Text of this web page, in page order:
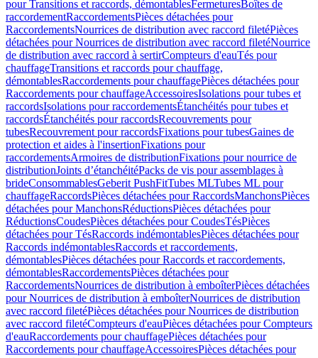
pour Transitions et raccords, démontablesFermeturesBoîtes de
raccordementRaccordementsPièces détachées pour
RaccordementsNourrices de distribution avec raccord filetéPièces
détachées pour Nourrices de distribution avec raccord filetéNourrice
de distribution avec raccord à sertirCompteurs d'eauTés pour
chauffageTransitions et raccords pour chauffage,
démontablesRaccordements pour chauffagePièces détachées pour
Raccordements pour chauffageAccessoiresIsolations pour tubes et
raccordsIsolations pour raccordementsÉtanchéités pour tubes et
raccordsÉtanchéités pour raccordsRecouvrements pour
tubesRecouvrement pour raccordsFixations pour tubesGaines de
protection et aides à l'insertionFixations pour
raccordementsArmoires de distributionFixations pour nourrice de
distributionJoints d’étanchéitéPacks de vis pour assemblages à
brideConsommablesGeberit PushFitTubes MLTubes ML pour
chauffageRaccordsPièces détachées pour RaccordsManchonsPièces
détachées pour ManchonsRéductionsPièces détachées pour
RéductionsCoudesPièces détachées pour CoudesTésPièces
détachées pour TésRaccords indémontablesPièces détachées pour
Raccords indémontablesRaccords et raccordements,
démontablesPièces détachées pour Raccords et raccordements,
démontablesRaccordementsPièces détachées pour
RaccordementsNourrices de distribution à emboîterPièces détachées
pour Nourrices de distribution à emboîterNourrices de distribution
avec raccord filetéPièces détachées pour Nourrices de distribution
avec raccord filetéCompteurs d'eauPièces détachées pour Compteurs
d'eauRaccordements pour chauffagePièces détachées pour
Raccordements pour chauffageAccessoiresPièces détachées pour